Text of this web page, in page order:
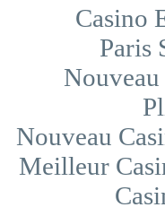
Casino
Paris
Nouveau
Meilleur